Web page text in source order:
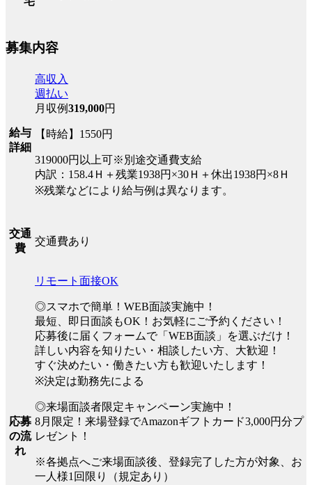
募集内容
給与
詳細
高収入
週払い
月収例319,000円
【時給】1550円
319000円以上可※別途交通費支給
内訳：158.4Ｈ＋残業1938円×30Ｈ＋休出1938円×8Ｈ
※残業などにより給与例は異なります。
交通
費
交通費あり
応募
の流
れ
リモート面接OK
◎スマホで簡単！WEB面談実施中！
最短、即日面談もOK！お気軽にご予約ください！
応募後に届くフォームで「WEB面談」を選ぶだけ！
詳しい内容を知りたい・相談したい方、大歓迎！
すぐ決めたい・働きたい方も歓迎いたします！
※決定は勤務先による
◎来場面談者限定キャンペーン実施中！
8月限定！来場登録でAmazonギフトカード3,000円分プ
レゼント！
※各拠点へご来場面談後、登録完了した方が対象、お
一人様1回限り（規定あり）